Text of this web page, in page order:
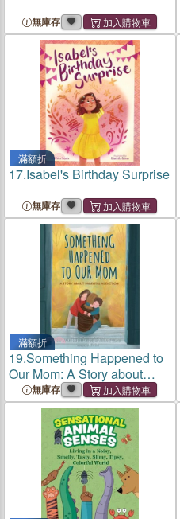
無庫存
滿額折
17.Isabel's Birthday Surprise
無庫存
滿額折
19.Something Happened to
Our Mom: A Story about
Parental Addiction
無庫存